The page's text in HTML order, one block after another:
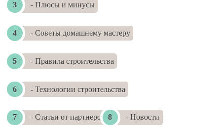
- Плюсы и минусы
- Советы домашнему мастеру
- Правила строительства
- Технологии строительства
- Статьи от партнеров - Новости